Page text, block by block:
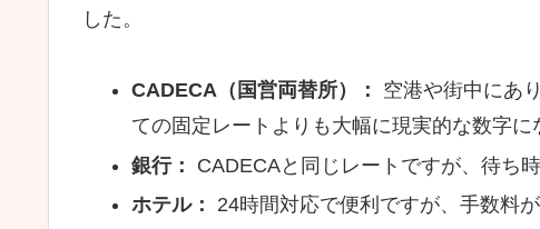
した。
CADECA（国営両替所）：
空港や街中にあ
ての固定レートよりも大幅に現実的な数字に
銀行：
CADECAと同じレートですが、待ち
ホテル：
24時間対応で便利ですが、手数料